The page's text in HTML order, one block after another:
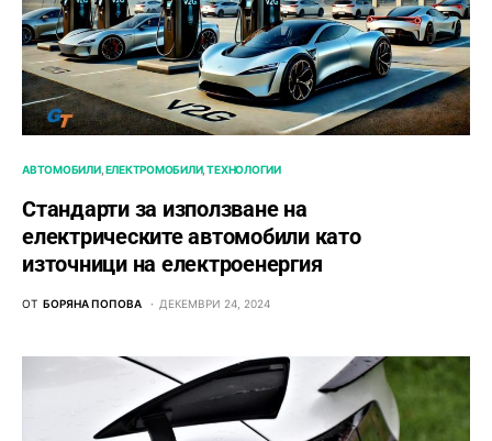
АВТОМОБИЛИ ЕЛЕКТРОМОБИЛИ ТЕХНОЛОГИИ
Стандарти за използване на
електрическите автомобили като
източници на електроенергия
ОТ БОРЯНА ПОПОВА ДЕКЕМВРИ 24, 2024